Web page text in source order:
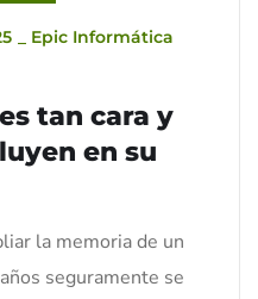
Epic Informática
tan cara y
en su
la memoria de un
seguramente se